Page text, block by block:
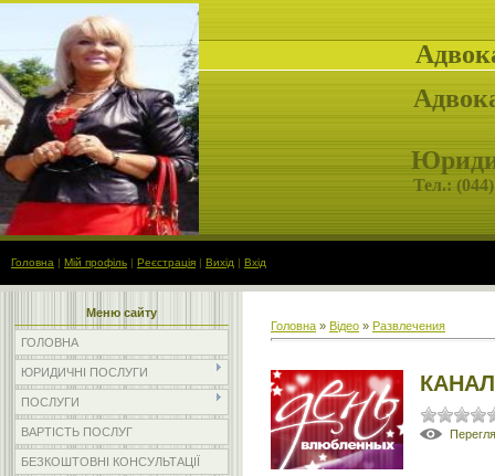
Тел.: (
Головна | Мій профіль | Реєстрація | Вихід | Вхід
Меню сайту
ГОЛОВНА
ЮРИДИЧНІ ПОСЛУГИ
ПОСЛУГИ
ВАРТІСТЬ ПОСЛУГ
БЕЗКОШТОВНІ КОНСУЛЬТАЦІЇ
Головна » Відео » Развлечения